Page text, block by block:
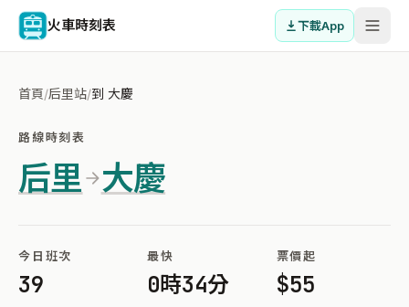
火車時刻表 下載App
首頁/后里站/到 大慶
路線時刻表
后里 大慶
今日班次
39
最快
0時34分
票價起
$55